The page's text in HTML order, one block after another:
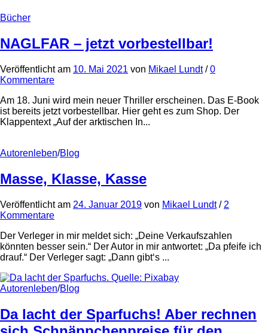
Bücher
NAGLFAR – jetzt vorbestellbar!
Veröffentlichtam 10. Mai 2021 von Mikael Lundt /0
Kommentare
Am 18. Juni wird mein neuer Thriller erscheinen. Das E-Book
ist bereits jetzt vorbestellbar. Hier geht es zum Shop. Der
Klappentext „Auf der arktischen In...
Autorenleben/Blog
Masse, Klasse, Kasse
Veröffentlichtam 24. Januar 2019 von Mikael Lundt / 2
Kommentare
Der Verleger in mir meldet sich: „Deine Verkaufszahlen
könnten besser sein.“ Der Autor in mir antwortet: „Da pfeife ich
drauf.“ Der Verleger sagt: „Dann gibt‘s ...
Autorenleben/Blog
Da lacht der Sparfuchs! Aber rechnen